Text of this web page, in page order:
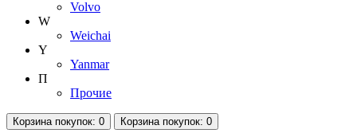
Volvo
W
Weichai
Y
Yanmar
П
Прочие
Корзинапокупок: 0 Корзинапокупок: 0